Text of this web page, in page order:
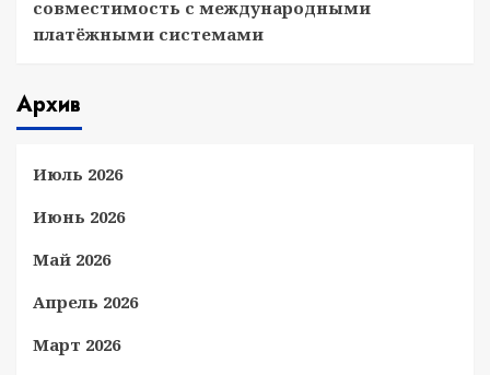
совместимость с международными
платёжными системами
Архив
Июль 2026
Июнь 2026
Май 2026
Апрель 2026
Март 2026